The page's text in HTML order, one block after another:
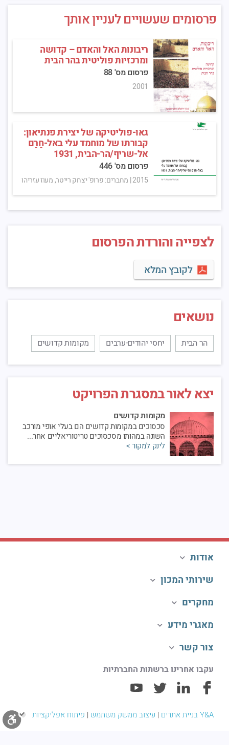
פרסומים שעשויים לעניין אותך
ריבונות האל והאדם – קדושה
ומרכזיות פוליטית בהר הבית
פרסום מס' 88
2001
גאו-פוליטיקה של יצירת פנתיאון:
קבורתו של מוחמד עלי באל-חַרַם
אל-שריף/הר-הבית, 1931
פרסום מס' 446
2015
| מחברים: פרופ' יצחק רייטר, מעוז עזריהו
לצפייה והורדת הפרסום
לקובץ המלא
נושאים
הר הבית יחסי יהודים-ערבים מקומות קדושים
יצא לאור במסגרת הפרויקט
מקומות קדושים
סכסוכים במקומות קדושים הם בעלי אופי מורכב
השונה במהותו מסכסוכים טריטוריאליים אחר...
לינק למקור >
אודות
שירותי המכון
מחקרים
מאגרי מידע
צור קשר
עקבו אחרינו ברשתות החברתיות
Y&A בניית אתרים | עיצוב ממשק משתמש | פיתוח אפליקציות